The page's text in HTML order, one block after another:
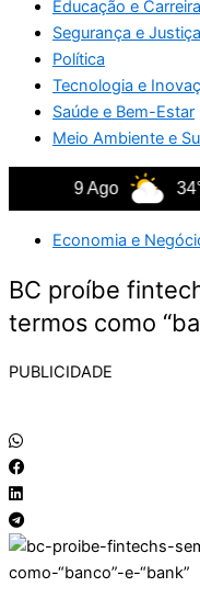
Educação e
Segurança e Justiça
Política
Tecnologia e
Saúde e Bem-Estar
Meio Ambiente e
9 Ago 34°C
Economia e
BC proíbe
termos como
PUBLICIDADE